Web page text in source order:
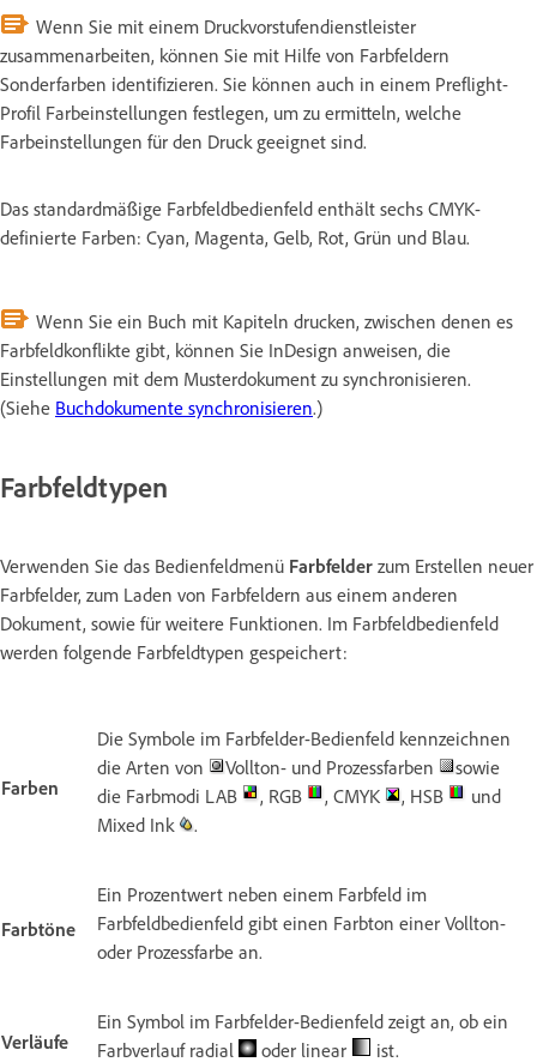
Wenn Sie mit einem Druckvorstufendienstleister
zusammenarbeiten, können Sie mit Hilfe von Farbfeldern
Sonderfarben identifizieren. Sie können auch in einem Preflight-
Profil Farbeinstellungen festlegen, um zu ermitteln, welche
Farbeinstellungen für den Druck geeignet sind.
Das standardmäßige Farbfeldbedienfeld enthält sechs CMYK-
definierte Farben: Cyan, Magenta, Gelb, Rot, Grün und Blau.
Wenn Sie ein Buch mit Kapiteln drucken, zwischen denen es
Farbfeldkonflikte gibt, können Sie InDesign anweisen, die
Einstellungen mit dem Musterdokument zu synchronisieren.
(Siehe Buchdokumente synchronisieren.)
Farbfeldtypen
Verwenden Sie das Bedienfeldmenü Farbfelder zum Erstellen neuer
Farbfelder, zum Laden von Farbfeldern aus einem anderen
Dokument, sowie für weitere Funktionen. Im Farbfeldbedienfeld
werden folgende Farbfeldtypen gespeichert:
Farben
Die Symbole im Farbfelder-Bedienfeld kennzeichnen
die Arten von
Vollton- und Prozessfarben
sowie
die Farbmodi LAB
, RGB , CMYK , HSB
und
Mixed Ink
.
Farbtöne
Ein Prozentwert neben einem Farbfeld im
Farbfeldbedienfeld gibt einen Farbton einer Vollton-
oder Prozessfarbe an.
Verläufe
Ein Symbol im Farbfelder-Bedienfeld zeigt an, ob ein
Farbverlauf radial
oder linear ist.